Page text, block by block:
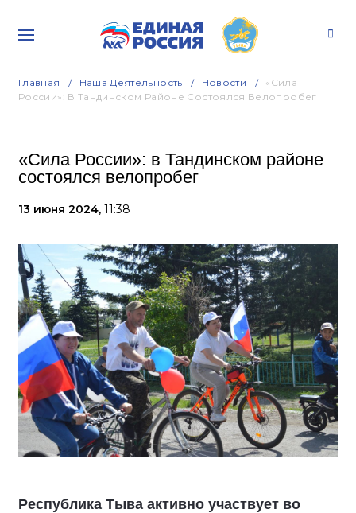
Главная Наша Деятельность Новости
«Сила
России»: В Тандинском Районе Состоялся Велопробег
«Сила России»: в Тандинском районе
состоялся велопробег
13 июня 2024, 11:38
Республика Тыва активно участвует во